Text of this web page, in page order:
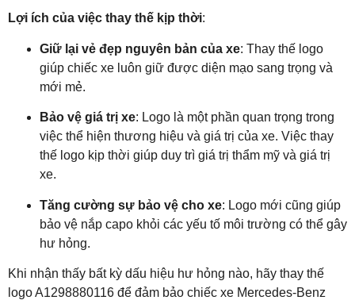
Lợi ích của việc thay thế kịp thời:
Giữ lại vẻ đẹp nguyên bản của xe: Thay thế logo
giúp chiếc xe luôn giữ được diện mạo sang trọng và
mới mẻ.
Bảo vệ giá trị xe: Logo là một phần quan trọng trong
việc thể hiện thương hiệu và giá trị của xe. Việc thay
thế logo kịp thời giúp duy trì giá trị thẩm mỹ và giá trị
xe.
Tăng cường sự bảo vệ cho xe: Logo mới cũng giúp
bảo vệ nắp capo khỏi các yếu tố môi trường có thể gây
hư hỏng.
Khi nhận thấy bất kỳ dấu hiệu hư hỏng nào, hãy thay thế
logo A1298880116 để đảm bảo chiếc xe Mercedes-Benz